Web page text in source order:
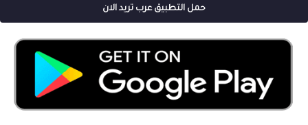
حمل التطبيق عرب تريد الان